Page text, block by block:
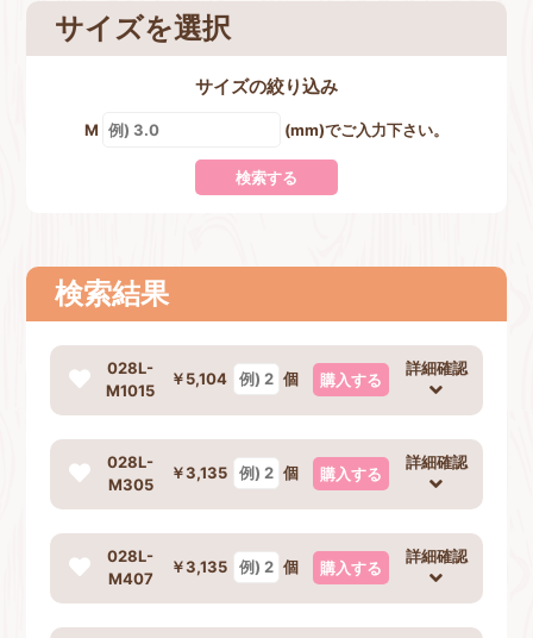
サイズを選択
サイズの絞り込み
M (mm)でご入力下さい。
検索する
検索結果
028L-
M1015
￥5,104 個 購入する
詳細確認
028L-
M305
￥3,135 個 購入する
詳細確認
028L-
M407
￥3,135 個 購入する
詳細確認
お買い物を続ける カートへ進む